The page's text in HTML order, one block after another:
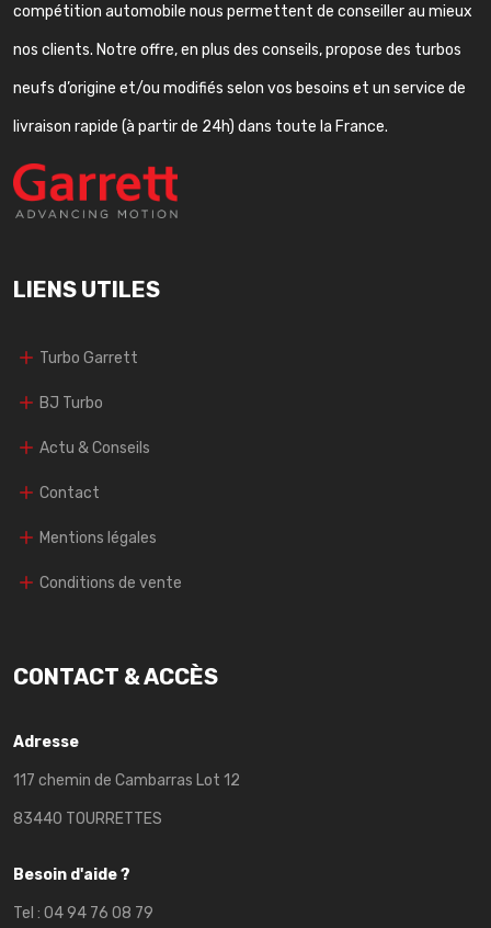
compétition automobile nous permettent de conseiller au mieux
nos clients. Notre offre, en plus des conseils, propose des turbos
neufs d’origine et/ou modifiés selon vos besoins et un service de
livraison rapide (à partir de 24h) dans toute la France.
LIENS UTILES
Turbo Garrett
BJ Turbo
Actu & Conseils
Contact
Mentions légales
Conditions de vente
CONTACT & ACCÈS
Adresse
117 chemin de Cambarras Lot 12
83440 TOURRETTES
Besoin d'aide ?
Tel : 04 94 76 08 79